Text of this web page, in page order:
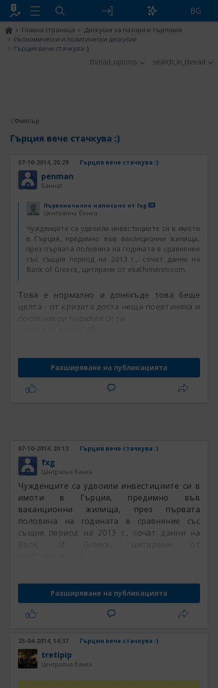
BG
Главна страница
Дискусия за пазари и търговия
Икономически и политически дискусии
Гърция вече стачкува :)
thread_options search_in_thread
Филтър
Гърция вече стачкува :)
07-10-2014, 20:29 Гърция вече стачкува :)
penman
Баннат
Първоначално написано отfxg
Централна банка
Чужденците са удвоили инвестициите си в имоти
в Гърция, предимно във ваканционни жилища,
през първата половина на годината в сравнение
със същия период на 2013 г., сочат данни на
Bank of Greece, цитирани от ekathimerini.com.
Това е нормално и донякъде това беше
целта - от кризата доста неща поевтиняха и
Разширяване на публикацията
07-10-2014, 20:12 Гърция вече стачкува :)
fxg
Централна банка
Чужденците са удвоили инвестициите си в
имоти в Гърция, предимно във
ваканционни жилища, през първата
половина на годината в сравнение със
същия период на 2013 г., сочат данни на
Bank of Greece, цитирани от
Разширяване на публикацията
25-04-2014, 14:37 Гърция вече стачкува :)
tretipip
Централна банка